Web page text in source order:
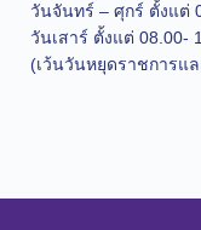
วันจันทร์ – ศุกร์ ตั้งแต่
วันเสาร์ ตั้งแต่ 08.00-
(เว้นวันหยุดราชการแ